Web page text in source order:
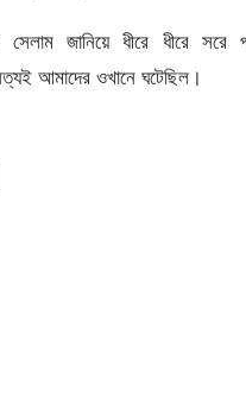
জানিয়ে ধীরে ধীরে সরে
আমাদের ওখানে ঘটেছিল।